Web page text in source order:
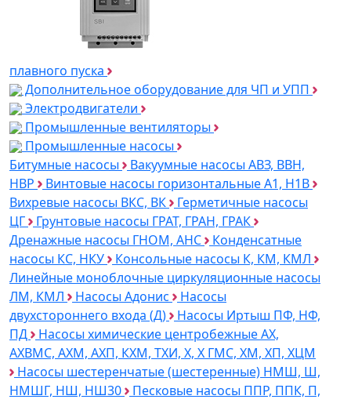
плавного пуска
Дополнительное оборудование для ЧП и УПП
Электродвигатели
Промышленные вентиляторы
Промышленные насосы
Битумные насосы
Вакуумные насосы АВЗ, ВВН,
НВР
Винтовые насосы горизонтальные А1, Н1В
Вихревые насосы ВКС, ВК
Герметичные насосы
ЦГ
Грунтовые насосы ГРАТ, ГРАН, ГРАК
Дренажные насосы ГНОМ, АНС
Конденсатные
насосы КС, НКУ
Консольные насосы К, КМ, КМЛ
Линейные моноблочные циркуляционные насосы
ЛМ, КМЛ
Насосы Адонис
Насосы
двухстороннего входа (Д)
Насосы Иртыш ПФ, НФ,
ПД
Насосы химические центробежные АХ,
АХВМС, АХМ, АХП, КХМ, ТХИ, Х, Х ГМС, ХМ, ХП, ХЦМ
Насосы шестеренчатые (шестеренные) НМШ, Ш,
НМШГ, НШ, НШ30
Песковые насосы ППР, ППК, П,